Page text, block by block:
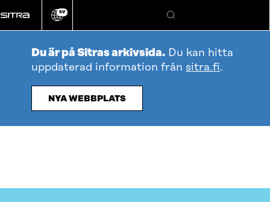
direkt
till
Ändra
språk
SV
Sök
Du är på Sitras arkivsida. Du kan hitta
uppdaterad information från sitra.fi.
NYA WEBBPLATS